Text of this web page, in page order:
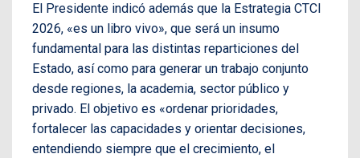
El Presidente indicó además que la Estrategia CTCI
2026, «es un libro vivo», que será un insumo
fundamental para las distintas reparticiones del
Estado, así como para generar un trabajo conjunto
desde regiones, la academia, sector público y
privado. El objetivo es «ordenar prioridades,
fortalecer las capacidades y orientar decisiones,
entendiendo siempre que el crecimiento, el